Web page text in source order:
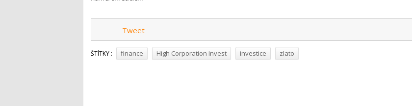
Tweet
ŠTÍTKY : finance High Corporation Invest investice zlato